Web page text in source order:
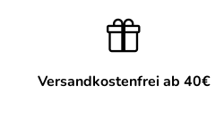
Versandkostenfrei ab 40€